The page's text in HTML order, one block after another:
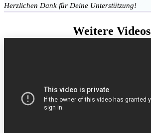
Herzlichen Dank für Deine Unterstützung!
Weitere Videos